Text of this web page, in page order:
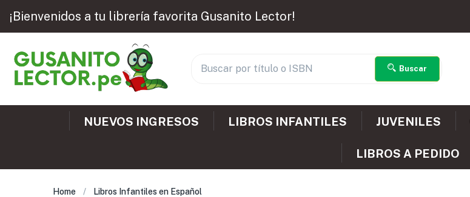
¡Bienvenidos a tu librería favorita Gusanito Lector!
Buscar
NUEVOS INGRESOS LIBROS INFANTILES JUVENILES
LIBROS A PEDIDO
Home Libros Infantiles en Español